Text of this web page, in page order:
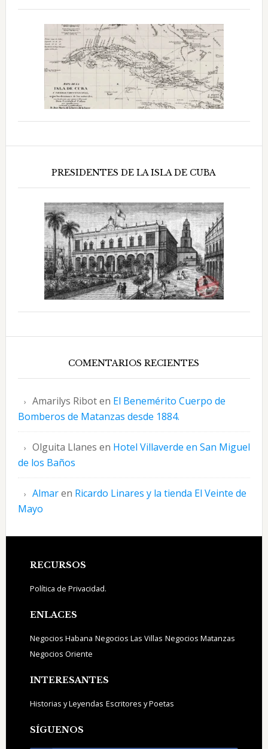
PRESIDENTES DE LA ISLA DE CUBA
COMENTARIOS RECIENTES
Amarilys Riboten El Benemérito Cuerpo de
Bomberos de Matanzas desde 1884.
Olguita Llanes en Hotel Villaverde en San Miguel
de los Baños
Almaren Ricardo Linares y la tienda El Veinte de
Mayo
Footer
RECURSOS
Política de Privacidad.
ENLACES
Negocios Habana Negocios Las Villas Negocios Matanzas
Negocios Oriente
INTERESANTES
Historias y Leyendas Escritores y Poetas
SÍGUENOS